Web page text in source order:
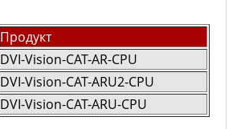
Продукт
DVI-Vision-CAT-AR-CPU
DVI-Vision-CAT-ARU2-CPU
DVI-Vision-CAT-ARU-CPU